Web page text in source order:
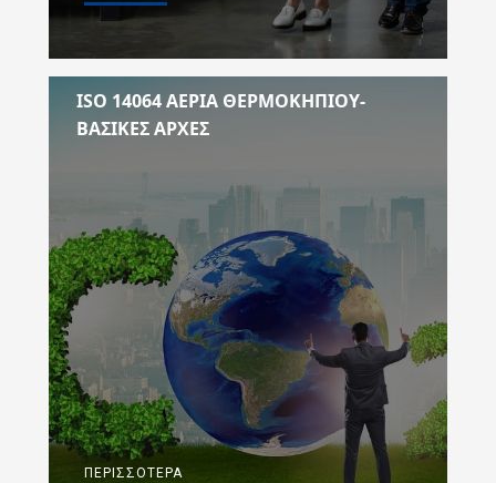
ISO 14064 ΑΕΡΙΑ ΘΕΡΜΟΚΗΠΙΟΥ-
ΒΑΣΙΚΕΣ ΑΡΧΕΣ
ΠΕΡΙΣΣΌΤΕΡΑ